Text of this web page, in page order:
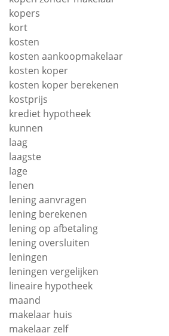
kopers
kort
kosten
kosten aankoopmakelaar
kosten koper
kosten koper berekenen
kostprijs
krediet hypotheek
kunnen
laag
laagste
lage
lenen
lening aanvragen
lening berekenen
lening op afbetaling
lening oversluiten
leningen
leningen vergelijken
lineaire hypotheek
maand
makelaar huis
makelaar zelf